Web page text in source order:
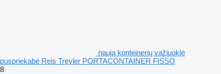
nauja konteinerių važiuoklė
puspriekabė Reis Treyler PORTACONTAINER FISSO
8